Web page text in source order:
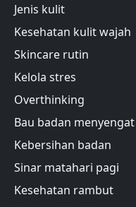
Jenis kulit
Kesehatan kulit wajah
Skincare rutin
Kelola stres
Overthinking
Bau badan menyengat
Kebersihan badan
Sinar matahari pagi
Kesehatan rambut